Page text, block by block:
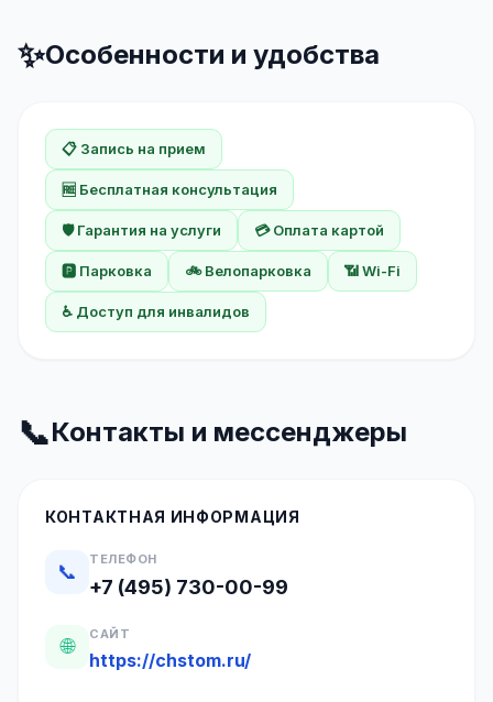
✨Особенности и удобства
📋 Запись на прием
🆓 Бесплатная консультация
🛡️ Гарантия на услуги 💳 Оплата картой
🅿️ Парковка 🚲 Велопарковка 📶 Wi-Fi
♿ Доступ для инвалидов
📞Контакты и мессенджеры
КОНТАКТНАЯ ИНФОРМАЦИЯ
📞
ТЕЛЕФОН
+7 (495) 730-00-99
🌐
САЙТ
https://chstom.ru/